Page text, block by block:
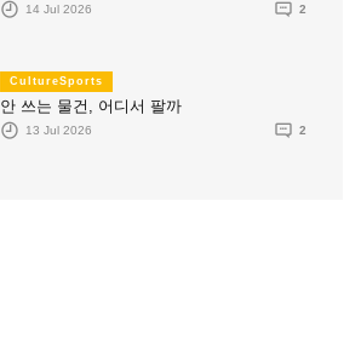
14 Jul 2026 2
CultureSports
안 쓰는 물건, 어디서 팔까
13 Jul 2026 2